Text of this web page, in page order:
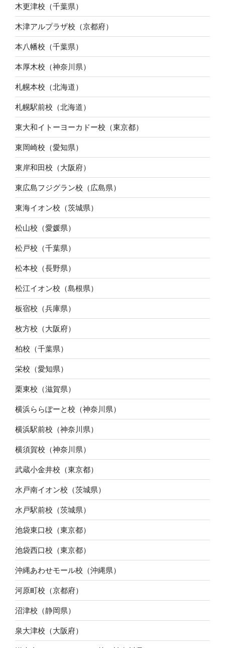
木更津校（千葉県）
木津アルプラザ校（京都府）
本八幡校（千葉県）
本厚木校（神奈川県）
札幌本校（北海道）
札幌駅前校（北海道）
東大和イトーヨーカドー校（東京都）
東岡崎校（愛知県）
東岸和田校（大阪府）
東広島フジグラン校（広島県）
東海イオン校（茨城県）
松山校（愛媛県）
松戸校（千葉県）
松本校（長野県）
松江イオン校（島根県）
板宿校（兵庫県）
枚方校（大阪府）
柏校（千葉県）
栄校（愛知県）
栗東校（滋賀県）
横浜ららぽーと校（神奈川県）
横浜駅前校（神奈川県）
横須賀校（神奈川県）
武蔵小金井校（東京都）
水戸南イオン校（茨城県）
水戸駅前校（茨城県）
池袋東口校（東京都）
池袋西口校（東京都）
沖縄あわせモール校（沖縄県）
河原町校（京都府）
沼津校（静岡県）
泉大津校（大阪府）